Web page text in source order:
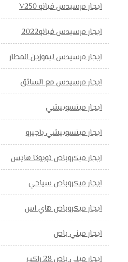
ايجار مرسيدس فيانو V250
ايجار مرسيدس فيانو2022
ايجار مرسيدس ليموزين المطار
ايجار مرسيدس مع السائق
ايجار ميتسوبيشي
ايجار ميتسوبيشي باجيرو
ايجار ميكروباص تويوتا هايس
ايجار ميكروباص سياحي
ايجار ميكروباص هاي اس
ايجار ميني باص
ايجار ميني باص 28 راكب